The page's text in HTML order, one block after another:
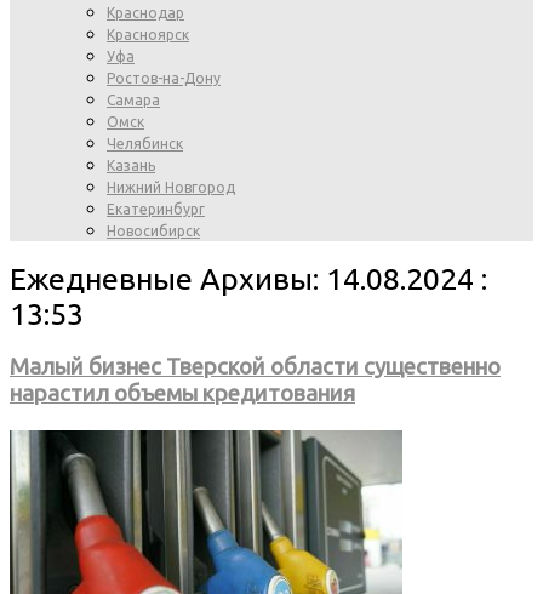
Краснодар
Красноярск
Уфа
Ростов-на-Дону
Самара
Омск
Челябинск
Казань
Нижний Новгород
Екатеринбург
Новосибирск
Ежедневные Архивы: 14.08.2024 :
13:53
Малый бизнес Тверской области существенно
нарастил объемы кредитования